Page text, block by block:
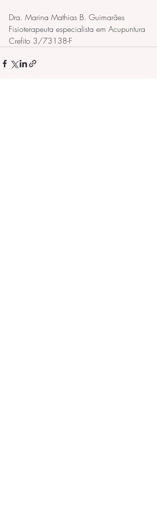
Dra. Marina Mathias B. Guimarães
Fisioterapeuta especialista em Acupuntura
Crefito 3/73138-F